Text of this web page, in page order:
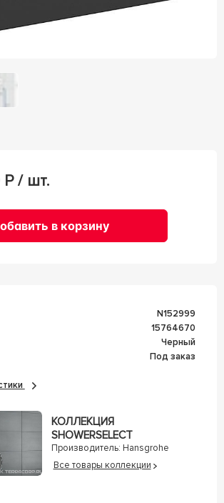
Р / шт.
в корзину
n152999
15764670
Черный
Под заказ
КОЛЛЕКЦИЯ
SHOWERSELECT
Производитель: Hansgrohe
Все товары коллекции